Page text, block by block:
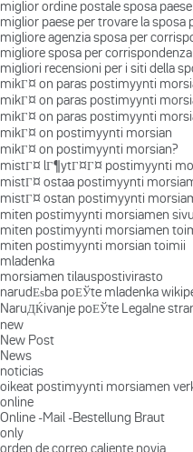
miglior ordine postale sposa paese
miglior paese per trovare la sposa
migliore agenzia sposa per
migliore sposa per corrispondenza
migliori recensioni per i siti della
mikГ¤ on paras postimyynti
mikГ¤ on paras postimyynti
mikГ¤ on paras postimyynti
mikГ¤ on postimyynti morsian
mikГ¤ on postimyynti morsian?
mistГ¤ lГ¶ytГ¤Г¤ postimyynti
mistГ¤ ostaa postimyynti
mistГ¤ ostan postimyynti
miten postimyynti morsiamen
miten postimyynti morsiamen
miten postimyynti morsian toimii
mladenka
morsiamen tilauspostivirasto
narudЕѕba poЕЎte mladenka
NaruДЌivanje poЕЎte Legalne
new
New Post
News
noticias
oikeat postimyynti morsiamen
online
Online -Mail -Bestellung Braut
only
orden de correo caliente novia